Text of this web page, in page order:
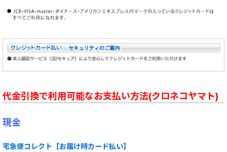
代金引換で利用可能なお支払い方法(クロネコヤマト)
現金
宅急便コレクト【お届け時カード払い】